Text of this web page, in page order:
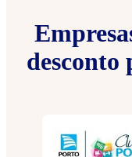
desconto